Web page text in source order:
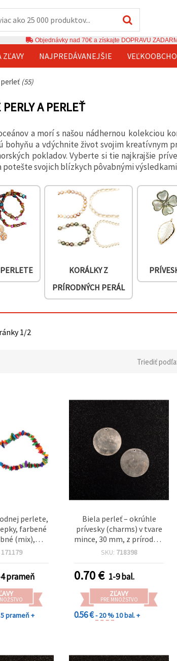
Objednávky nad 70€ a získajte DOPRAVU
ZĽAVY NAJPREDÁVANEJŠIE
perleť (55)
PERLY A PERLEŤ
a morí s našou nádhernou kolekciou
bohyňu a vdýchnite život svojim kreatívnym
pokladov. Vyberte si tie najkrajšie
svojich blízkych pôvabnými
KORÁLKY Z
PRÍRODNÝCH PERÁL
1/2
Triediť podľa:
perlete,
farbené
(mix),
5–10 mm,
171179
prameň
5 prameň +
Biela perleť – okrúhle
prívesky (charms) v tvare
mince, 30 mm, z prírodnej
mušle, sada 2 ks na
tvorenie
SKU: 718398
0.70€ 1-9 bal.
ZĽAVY
PRE MNOŽSTVO
0.56 €- 20 %10 bal. +